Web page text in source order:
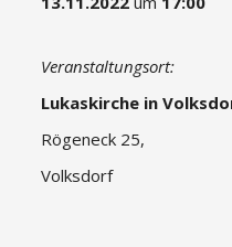
Veranstaltungsort:
Lukaskirche in
Rögeneck 25,
Volksdorf